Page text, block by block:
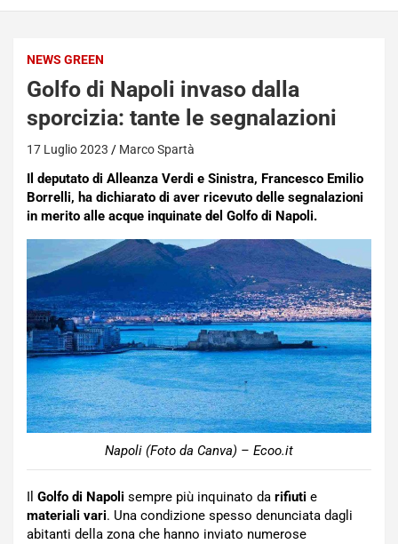
NEWS GREEN
Golfo di Napoli invaso dalla
sporcizia: tante le segnalazioni
17 Luglio 2023 Marco Spartà
Il deputato di Alleanza Verdi e Sinistra, Francesco Emilio
Borrelli, ha dichiarato di aver ricevuto delle segnalazioni
in merito alle acque inquinate del Golfo di Napoli.
Napoli (Foto da Canva) – Ecoo.it
Il Golfo di Napoli sempre più inquinato da rifiuti e
materiali vari. Una condizione spesso denunciata dagli
abitanti della zona che hanno inviato numerose